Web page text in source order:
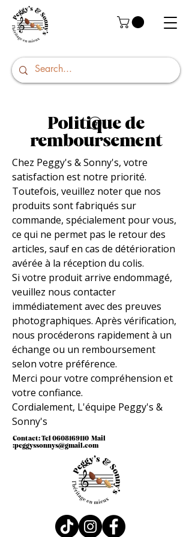
Politique de
remboursement
Chez Peggy's & Sonny's, votre
satisfaction est notre priorité.
Toutefois, veuillez noter que nos
produits sont fabriqués sur
commande, spécialement pour vous,
ce qui ne permet pas le retour des
articles, sauf en cas de détérioration
avérée à la réception du colis.
Si votre produit arrive endommagé,
veuillez nous contacter
immédiatement avec des preuves
photographiques. Après vérification,
nous procéderons rapidement à un
échange ou un remboursement
selon votre préférence.
Merci pour votre compréhension et
votre confiance.
Cordialement, L'équipe Peggy's &
Sonny's
Contact: Tel 0608169110 Mail
:peggyssonnys@gmail.com